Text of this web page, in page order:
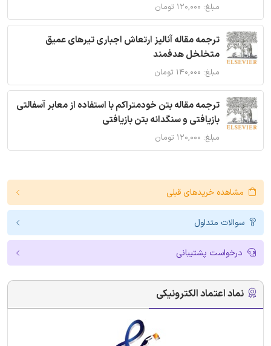
مبلغ: ۱۲۰,۰۰۰ تومان
ترجمه مقاله آنالیز ارتعاش اجباری تیرهای عمیق
متخلخل هدفمند
مبلغ: ۱۴۰,۰۰۰ تومان
ترجمه مقاله بتن خودمتراکم با استفاده از معابر آسفالتی
بازیافتی و سنگدانه بتن بازیافتی
مبلغ: ۱۲۰,۰۰۰ تومان
مشاهده خریدهای قبلی
سوالات متداول
درخواست پشتیبانی
نماد اعتماد الکترونیکی